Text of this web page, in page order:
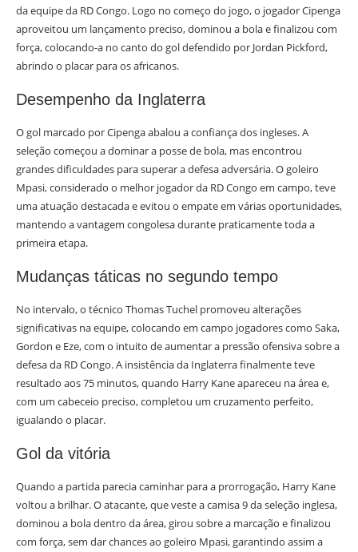
da equipe da RD Congo. Logo no começo do jogo, o jogador Cipenga
aproveitou um lançamento preciso, dominou a bola e finalizou com
força, colocando-a no canto do gol defendido por Jordan Pickford,
abrindo o placar para os africanos.
Desempenho da Inglaterra
O gol marcado por Cipenga abalou a confiança dos ingleses. A
seleção começou a dominar a posse de bola, mas encontrou
grandes dificuldades para superar a defesa adversária. O goleiro
Mpasi, considerado o melhor jogador da RD Congo em campo, teve
uma atuação destacada e evitou o empate em várias oportunidades,
mantendo a vantagem congolesa durante praticamente toda a
primeira etapa.
Mudanças táticas no segundo tempo
No intervalo, o técnico Thomas Tuchel promoveu alterações
significativas na equipe, colocando em campo jogadores como Saka,
Gordon e Eze, com o intuito de aumentar a pressão ofensiva sobre a
defesa da RD Congo. A insistência da Inglaterra finalmente teve
resultado aos 75 minutos, quando Harry Kane apareceu na área e,
com um cabeceio preciso, completou um cruzamento perfeito,
igualando o placar.
Gol da vitória
Quando a partida parecia caminhar para a prorrogação, Harry Kane
voltou a brilhar. O atacante, que veste a camisa 9 da seleção inglesa,
dominou a bola dentro da área, girou sobre a marcação e finalizou
com força, sem dar chances ao goleiro Mpasi, garantindo assim a